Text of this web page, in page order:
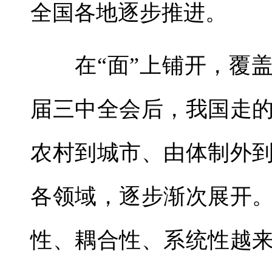
全国各地逐步推进。
在“面”上铺开，覆盖
届三中全会后，我国走
农村到城市、由体制外
各领域，逐步渐次展开
性、耦合性、系统性越